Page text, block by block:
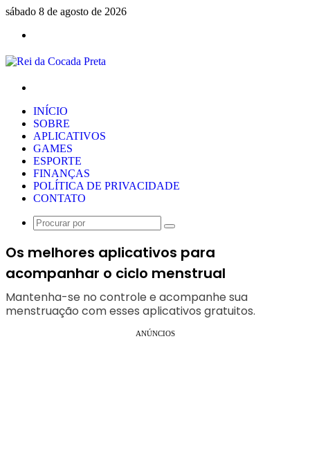
sábado 8 de agosto de 2026
INÍCIO
SOBRE
APLICATIVOS
GAMES
ESPORTE
FINANÇAS
POLÍTICA DE PRIVACIDADE
CONTATO
Procurar
Os melhores aplicativos para
acompanhar o ciclo menstrual
Mantenha-se no controle e acompanhe sua
menstruação com esses aplicativos gratuitos.
ANÚNCIOS